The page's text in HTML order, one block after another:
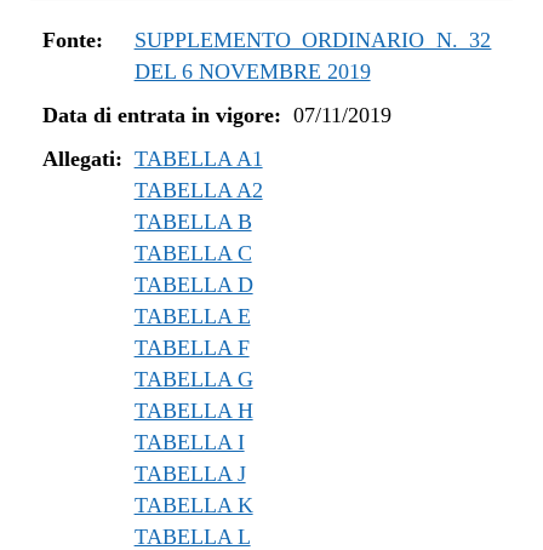
Fonte:
SUPPLEMENTO ORDINARIO N. 32
DEL 6 NOVEMBRE 2019
Data di entrata in vigore: 07/11/2019
Allegati: TABELLA A1
TABELLA A2
TABELLA B
TABELLA C
TABELLA D
TABELLA E
TABELLA F
TABELLA G
TABELLA H
TABELLA I
TABELLA J
TABELLA K
TABELLA L